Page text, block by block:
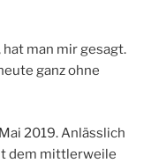
man mir gesagt.
ganz ohne
2019. Anlässlich
dem mittlerweile